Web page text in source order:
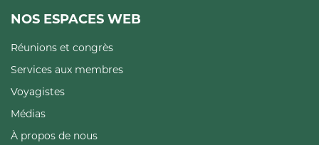
NOS ESPACES WEB
Réunions et congrès
Services aux membres
Voyagistes
Médias
À propos de nous